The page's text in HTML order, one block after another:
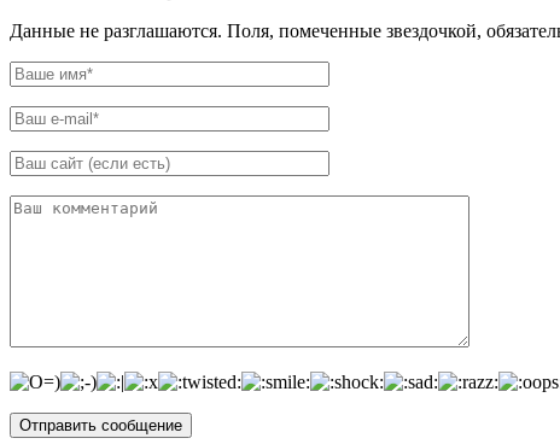
Данные не разглашаются. Поля, помеченные звездочкой,